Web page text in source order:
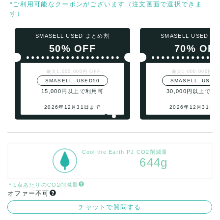
*ご利用可能なクーポンがございます（注文画面で選択できま
す）
SMASELL USED まとめ割
50% OFF
最大1,000,000円 OFF
SMASELL_USED50
15,000円以上で利用可
2026年12月31日まで
SMASELL USED ま
70%
最大1,000,000円
30,000円以上で利
2026年12月31日
Cool the Earth PJ CO2削減量
644g
＊1点あたりのCO2削減量
オファー不可
チャットで質問する